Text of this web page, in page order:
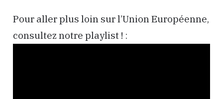
Pour aller plus loin sur l’Union Européenne,
consultez notre playlist ! :